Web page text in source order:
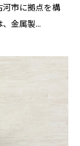
河市に拠点を構
金属製...